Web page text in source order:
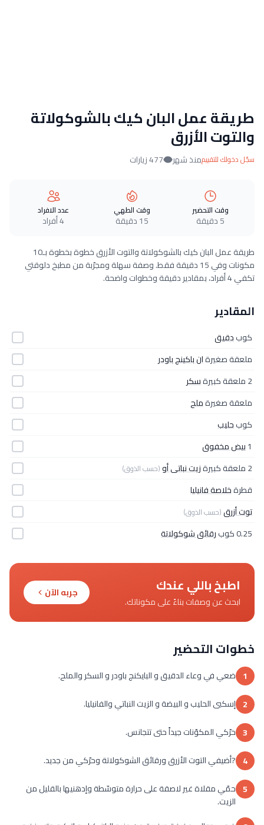
طريقة عمل البان كيك بالشوكولاتة
والتوت الأزرق
سجّل دخولك للتقييممنذ شهر 477 زيارات
وقت التحضير
5 دقيقة
وقت الطهي
15 دقيقة
عدد الافراد
4 أفراد
طريقة عمل البان كيك بالشوكولاتة والتوت الأزرق خطوة بخطوة بـ10
مكونات وفي 15 دقيقة فقط. وصفة سهلة ومجرّبة من مطبخ دلوقتي
تكفي 4 أفراد، بمقادير دقيقة وخطوات واضحة.
المقادير
كوبدقيق
ملعقة صغيرةان باكينج باودر
2 ملعقة كبيرة
سكر
ملعقة صغيرةملح
كوبحليب
1بيض مخفوق
2 ملعقة كبيرة
زيت نباتى أو(حسب الذوق)
قطرةخلاصة فانيليا
توت أزرق(حسب الذوق)
0.25 كوب رقائق شوكولاتة
اطبخ باللي عندك
ابحث عن وصفات بناءً على مكوناتك.
جربه الآن
خطوات التحضير
1 ضعي في وعاء الدقيق و البايكنج باودر و السكر والملح.
2 إسكبى الحليب و البيضة و الزيت النباتي والفانيليا.
3 حرّكي المكوّنات جيداً حتى تتجانس.
4 ?أضيفي التوت الأزرق ورقائق الشوكولاتة وحرّكي من جديد.
5 حمّي مقلاة غير لاصقة على حرارة متوسّطة وإدهنيها بالقليل من
الزيت.